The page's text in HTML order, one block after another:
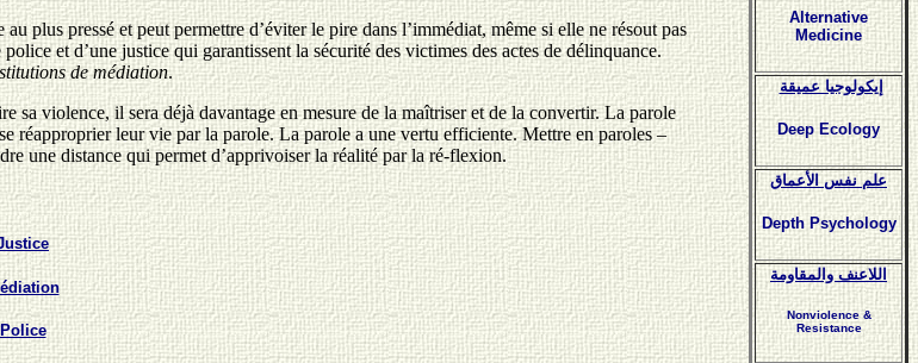
plus pressé et peut permettre d’éviter le pire dans l’immédiat, même si elle ne résout pas
et d’une justice qui garantissent la sécurité des victimes des actes de délinquance.
de médiation.
sa violence, il sera déjà davantage en mesure de la maîtriser et de la convertir. La parole
réapproprier leur vie par la parole. La parole a une vertu efficiente. Mettre en paroles –
une distance qui permet d’apprivoiser la réalité par la ré-flexion.
Police
Alternative
Medicine
إيكولوجيا عميقة
Deep Ecology
علم نفس الأعماق
Depth Psychology
اللاعنف والمقاومة
Nonviolence &
Resistance